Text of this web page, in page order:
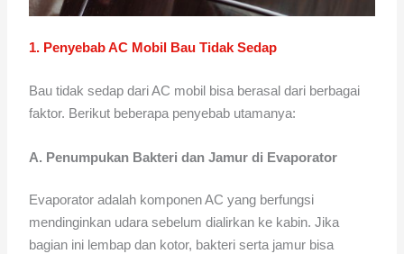
1. Penyebab AC Mobil Bau Tidak Sedap
Bau tidak sedap dari AC mobil bisa berasal dari berbagai
faktor. Berikut beberapa penyebab utamanya:
A. Penumpukan Bakteri dan Jamur di Evaporator
Evaporator adalah komponen AC yang berfungsi
mendinginkan udara sebelum dialirkan ke kabin. Jika
bagian ini lembap dan kotor, bakteri serta jamur bisa